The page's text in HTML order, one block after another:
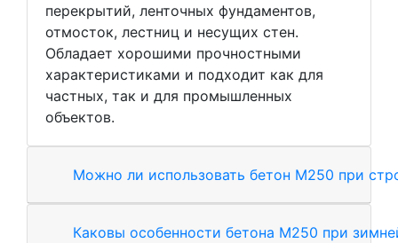
перекрытий, ленточных фундаментов,
отмосток, лестниц и несущих стен.
Обладает хорошими прочностными
характеристиками и подходит как для
частных, так и для промышленных
объектов.
Можно ли использовать бетон М250 при
Каковы особенности бетона М250 при